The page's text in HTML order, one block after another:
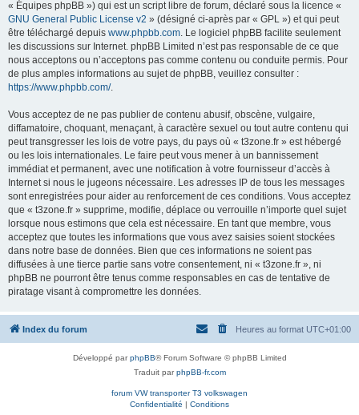
« Équipes phpBB ») qui est un script libre de forum, déclaré sous la licence «
GNU General Public License v2 » (désigné ci-après par « GPL ») et qui peut
être téléchargé depuis www.phpbb.com. Le logiciel phpBB facilite seulement
les discussions sur Internet. phpBB Limited n’est pas responsable de ce que
nous acceptons ou n’acceptons pas comme contenu ou conduite permis. Pour
de plus amples informations au sujet de phpBB, veuillez consulter :
https://www.phpbb.com/.
Vous acceptez de ne pas publier de contenu abusif, obscène, vulgaire,
diffamatoire, choquant, menaçant, à caractère sexuel ou tout autre contenu qui
peut transgresser les lois de votre pays, du pays où « t3zone.fr » est hébergé
ou les lois internationales. Le faire peut vous mener à un bannissement
immédiat et permanent, avec une notification à votre fournisseur d’accès à
Internet si nous le jugeons nécessaire. Les adresses IP de tous les messages
sont enregistrées pour aider au renforcement de ces conditions. Vous acceptez
que « t3zone.fr » supprime, modifie, déplace ou verrouille n’importe quel sujet
lorsque nous estimons que cela est nécessaire. En tant que membre, vous
acceptez que toutes les informations que vous avez saisies soient stockées
dans notre base de données. Bien que ces informations ne soient pas
diffusées à une tierce partie sans votre consentement, ni « t3zone.fr », ni
phpBB ne pourront être tenus comme responsables en cas de tentative de
piratage visant à compromettre les données.
Index du forum Heures au format UTC+01:00
Développé parphpBB® Forum Software © phpBB Limited
Traduit parphpBB-fr.com
forum VW transporter T3 volkswagen
Confidentialité | Conditions